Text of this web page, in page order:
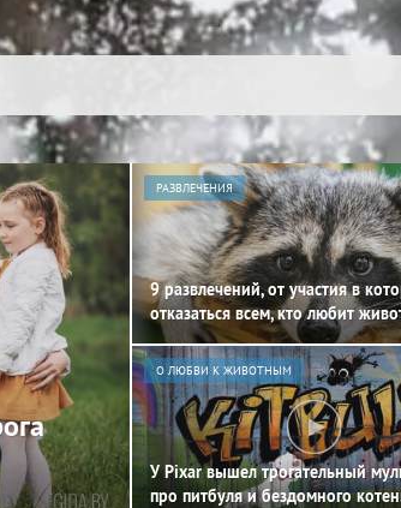
РАЗВЛЕЧЕНИЯ
9 развлечений, от участия в
отказаться всем, кто любит
О ЛЮБВИ К ЖИВОТНЫМ
У Pixar вышел трогательный
про питбуля и бездомного